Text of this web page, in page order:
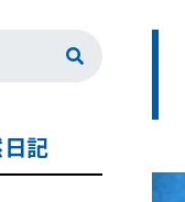
記